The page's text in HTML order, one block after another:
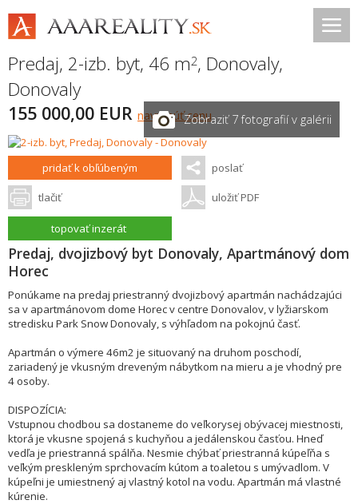
Predaj, 2-izb. byt, 46 m2, Donovaly,
Donovaly
155 000,00 EUR navrhnúť cenuZobraziť 7 fotografií v galérii
pridať k obľúbeným poslať
tlačiť uložiť PDF
topovať inzerát
Predaj, dvojizbový byt Donovaly, Apartmánový dom
Horec
Ponúkame na predaj priestranný dvojizbový apartmán nachádzajúci
sa v apartmánovom dome Horec v centre Donovalov, v lyžiarskom
stredisku Park Snow Donovaly, s výhľadom na pokojnú časť.
Apartmán o výmere 46m2 je situovaný na druhom poschodí,
zariadený je vkusným dreveným nábytkom na mieru a je vhodný pre
4 osoby.
DISPOZÍCIA:
Vstupnou chodbou sa dostaneme do veľkorysej obývacej miestnosti,
ktorá je vkusne spojená s kuchyňou a jedálenskou časťou. Hneď
vedľa je priestranná spálňa. Nesmie chýbať priestranná kúpeľňa s
veľkým preskleným sprchovacím kútom a toaletou s umývadlom. V
kúpeľni je umiestnený aj vlastný kotol na vodu. Apartmán má vlastné
kúrenie.